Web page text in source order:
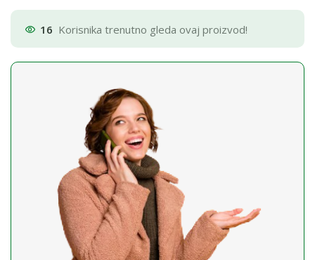
16 Korisnika trenutno gleda ovaj proizvod!